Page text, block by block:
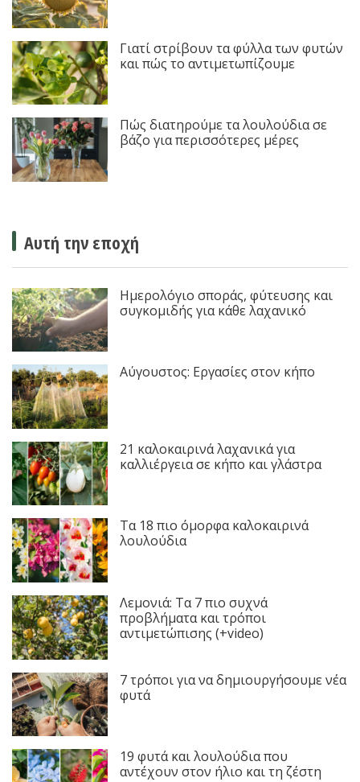
Γιατί στρίβουν τα φύλλα των φυτών
και πώς το αντιμετωπίζουμε
Πώς διατηρούμε τα λουλούδια σε
βάζο για περισσότερες μέρες
Αυτή την εποχή
Ημερολόγιο σποράς, φύτευσης και
συγκομιδής για κάθε λαχανικό
Αύγουστος: Εργασίες στον κήπο
21 καλοκαιρινά λαχανικά για
καλλιέργεια σε κήπο και γλάστρα
Τα 18 πιο όμορφα καλοκαιρινά
λουλούδια
Λεμονιά: Τα 7 πιο συχνά
προβλήματα και τρόποι
αντιμετώπισης (+video)
7 τρόποι για να δημιουργήσουμε νέα
φυτά
19 φυτά και λουλούδια που
αντέχουν στον ήλιο και τη ζέστη